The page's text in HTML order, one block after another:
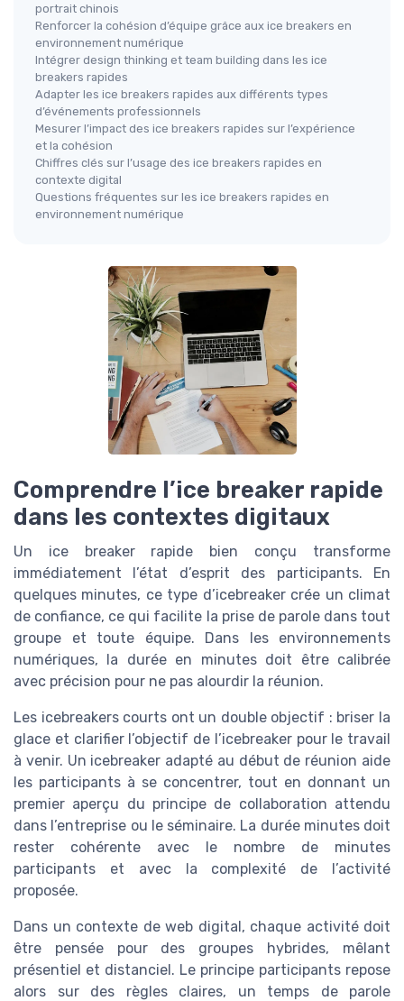
portrait chinois
Renforcer la cohésion d’équipe grâce aux ice breakers en
environnement numérique
Intégrer design thinking et team building dans les ice
breakers rapides
Adapter les ice breakers rapides aux différents types
d’événements professionnels
Mesurer l’impact des ice breakers rapides sur l’expérience
et la cohésion
Chiffres clés sur l’usage des ice breakers rapides en
contexte digital
Questions fréquentes sur les ice breakers rapides en
environnement numérique
Comprendre l’ice breaker rapide
dans les contextes digitaux
Un ice breaker rapide bien conçu transforme
immédiatement l’état d’esprit des participants. En
quelques minutes, ce type d’icebreaker crée un climat
de confiance, ce qui facilite la prise de parole dans tout
groupe et toute équipe. Dans les environnements
numériques, la durée en minutes doit être calibrée
avec précision pour ne pas alourdir la réunion.
Les icebreakers courts ont un double objectif : briser la
glace et clarifier l’objectif de l’icebreaker pour le travail
à venir. Un icebreaker adapté au début de réunion aide
les participants à se concentrer, tout en donnant un
premier aperçu du principe de collaboration attendu
dans l’entreprise ou le séminaire. La durée minutes doit
rester cohérente avec le nombre de minutes
participants et avec la complexité de l’activité
proposée.
Dans un contexte de web digital, chaque activité doit
être pensée pour des groupes hybrides, mêlant
présentiel et distanciel. Le principe participants repose
alors sur des règles claires, un temps de parole